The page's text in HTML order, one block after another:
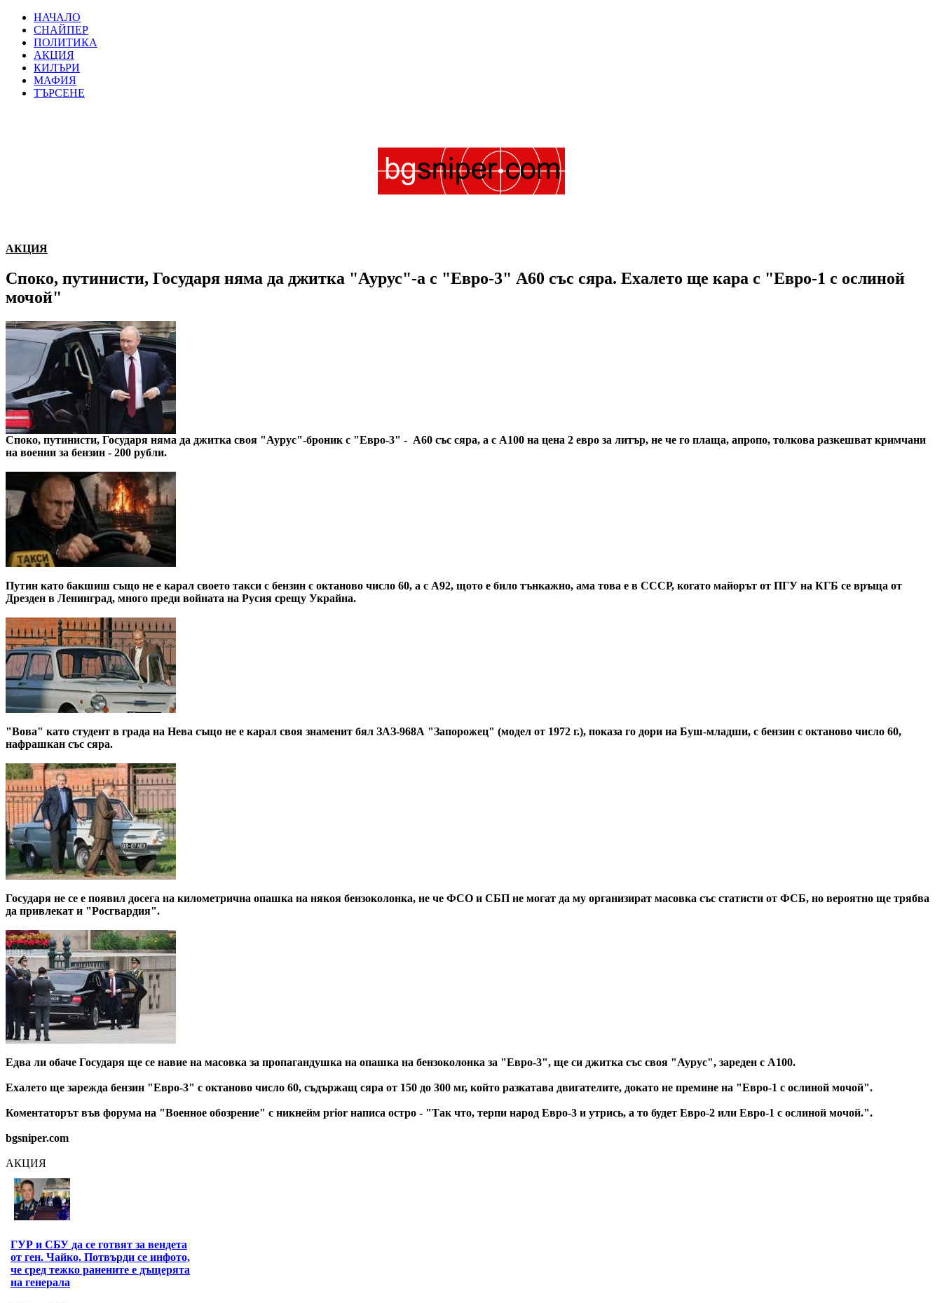
НАЧАЛО
СНАЙПЕР
ПОЛИТИКА
АКЦИЯ
КИЛЪРИ
МАФИЯ
ТЪРСЕНЕ
АКЦИЯ
Споко, путинисти, Государя няма да джитка "Аурус"-а с "Евро-3" А60 със сяра. Ехалето ще кара с "Евро-1 с ослиной
мочой"
Споко, путинисти, Государя няма да джитка своя "Аурус"-броник с "Евро-3" - А60 със сяра, а с А100 на цена 2 евро за литър, не че го плаща, апропо, толкова разкешват кримчани
на военни за бензин - 200 рубли.
Путин като бакшиш също не е карал своето такси с бензин с октаново число 60, а с А92, щото е било тънкажно, ама това е в СССР, когато майорът от ПГУ на КГБ се връща от
Дрезден в Ленинград, много преди войната на Русия срещу Украйна.
"Вова" като студент в града на Нева също не е карал своя знаменит бял ЗАЗ-968А "Запорожец" (модел от 1972 г.), показа го дори на Буш-младши, с бензин с октаново число 60,
нафрашкан със сяра.
Государя не се е появил досега на километрична опашка на някоя бензоколонка, не че ФСО и СБП не могат да му организират масовка със статисти от ФСБ, но вероятно ще трябва
да привлекат и "Росгвардия".
Едва ли обаче Государя ще се навие на масовка за пропагандушка на опашка на бензоколонка за "Евро-3", ще си джитка със своя "Аурус", зареден с А100.
Ехалето ще зарежда бензин "Евро-3" с октаново число 60, съдържащ сяра от 150 до 300 мг, който разкатава двигателите, докато не премине на "Евро-1 с ослиной мочой".
Коментаторът във форума на "Военное обозрение" с никнейм prior написа остро - "Так что, терпи народ Евро-3 и утрись, а то будет Евро-2 или Евро-1 с ослиной мочой.".
bgsniper.com
АКЦИЯ
ГУР и СБУ да се готвят за вендета
от ген. Чайко. Потвърди се инфото,
че сред тежко ранените е дъщерята
на генерала